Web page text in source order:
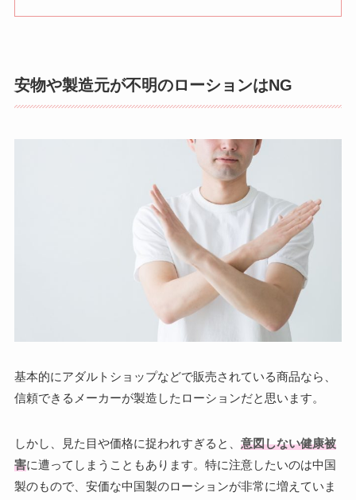
安物や製造元が不明のローションはNG
基本的にアダルトショップなどで販売されている商品なら、
信頼できるメーカーが製造したローションだと思います。
しかし、見た目や価格に捉われすぎると、 意図しない健康被
害に遭ってしまうこともあります。特に注意したいのは中国
製のもので、安価な中国製のローションが非常に増えていま